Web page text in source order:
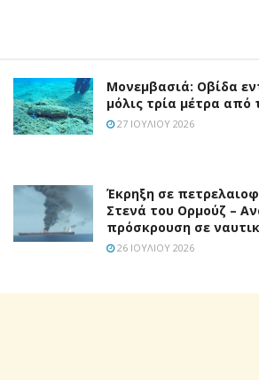
Μονεμβασιά: Οβίδα
μόλις τρία μέτρα από
27 ΙΟΥΛΊΟΥ 2026
Έκρηξη σε
Στενά του Ορμούζ –
πρόσκρουση σε
26 ΙΟΥΛΊΟΥ 2026